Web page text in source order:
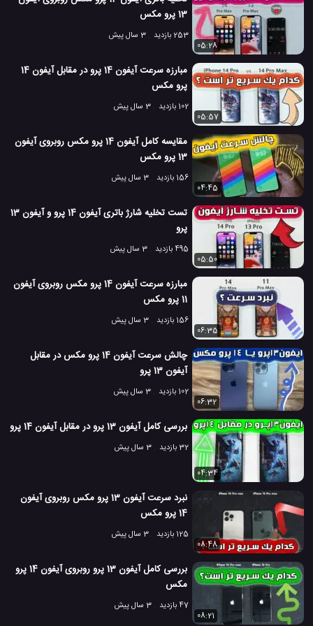
120 بازدید
4 سال پیش بررسی بررسی دیگر تجهیزات
13 پرو مکس
253 بازدید
3 سال پیش
05:28
مبارزه سرعت آیفون 14 پرو در مقابل آیفون 14
پرو مکس
102 بازدید
3 سال پیش
05:57
مقایسه کامل آیفون 14 پرو مکس روبروی آیفون
13 پرو مکس
156 بازدید
3 سال پیش
04:45
تست تخلیه شارژ باتری آیفون 14 پرو و آیفون 13
پرو
495 بازدید
3 سال پیش
05:50
مبارزه سرعت آیفون 14 پرو مکس روبروی آیفون
11 پرو مکس
156 بازدید
3 سال پیش
06:35
چالش سرعت آیفون 14 پرو مکس در مقابل
آیفون 13 پرو
102 بازدید
3 سال پیش
06:32
بررسی کامل آیفون 13 پرو در مقابل آیفون 14 پرو
32 بازدید 3 سال پیش
04:34
نبرد سرعت آیفون 13 پرو مکس روبروی آیفون
14 پرو مکس
125 بازدید
3 سال پیش
08:48
بررسی کامل آیفون 13 پرو روبروی آیفون 14 پرو
مکس
47 بازدید
3 سال پیش
08:21